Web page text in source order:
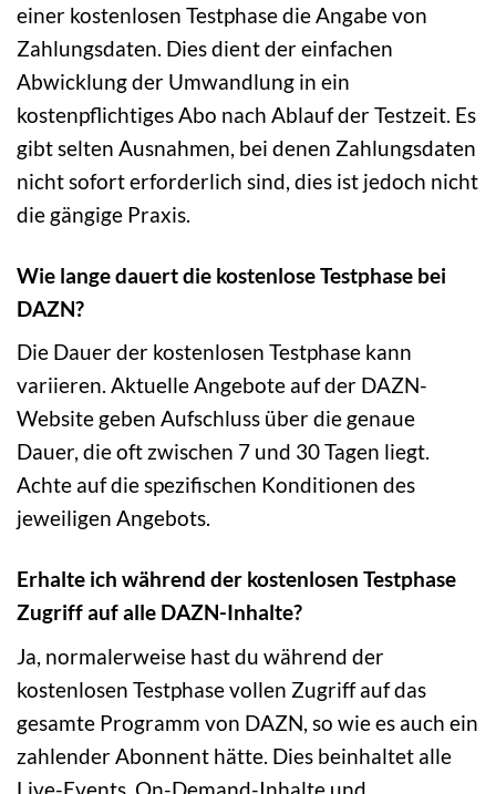
einer kostenlosen Testphase die Angabe von
Zahlungsdaten. Dies dient der einfachen
Abwicklung der Umwandlung in ein
kostenpflichtiges Abo nach Ablauf der Testzeit. Es
gibt selten Ausnahmen, bei denen Zahlungsdaten
nicht sofort erforderlich sind, dies ist jedoch nicht
die gängige Praxis.
Wie lange dauert die kostenlose Testphase bei
DAZN?
Die Dauer der kostenlosen Testphase kann
variieren. Aktuelle Angebote auf der DAZN-
Website geben Aufschluss über die genaue
Dauer, die oft zwischen 7 und 30 Tagen liegt.
Achte auf die spezifischen Konditionen des
jeweiligen Angebots.
Erhalte ich während der kostenlosen Testphase
Zugriff auf alle DAZN-Inhalte?
Ja, normalerweise hast du während der
kostenlosen Testphase vollen Zugriff auf das
gesamte Programm von DAZN, so wie es auch ein
zahlender Abonnent hätte. Dies beinhaltet alle
Live-Events, On-Demand-Inhalte und